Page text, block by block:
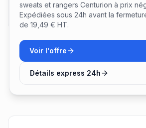
Envoyer mon avis
sweats et rangers Centurion à prix
Expédiées sous 24h avant la
de 19,49 € HT.
Voir l'offre
Détails express 24h